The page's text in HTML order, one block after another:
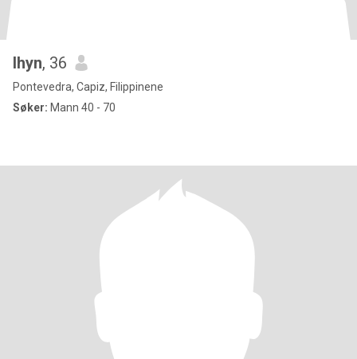
lhyn, 36
Pontevedra, Capiz, Filippinene
Søker: Mann 40 - 70